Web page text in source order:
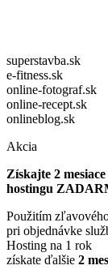
superstavba.sk
e-fitness.sk
online-fotograf.sk
online-recept.sk
onlineblog.sk
Akcia
Získajte 2 mesiace
hostingu
Použitím
pri objednávke
Hosting na 1 rok
získate ďalšie 2